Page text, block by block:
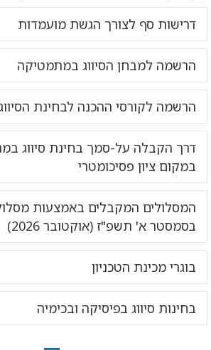
דרישות סף לצורך הגשת מועמדות
הרשמה למבחן הסיווג במתמטיקה
הרשמה לקורסי ההכנה לבחינת
דרך הקבלה על-סמך בחינת סיווג
במקום ציון פסיכומטרי
המסלולים המקבלים באמצעות
בסמסטר א' תשפ"ז (אוקטובר 2026)
בוגרי מכינת הטכניון
בחינות סיווג בפיסיקה ובכימיה